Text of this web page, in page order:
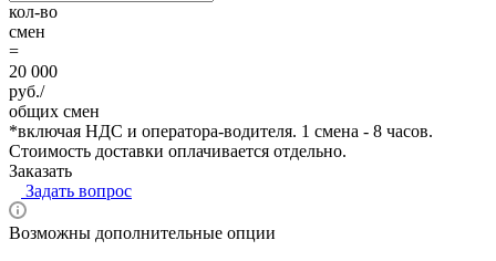
кол-во
смен
=
20 000
руб./
общих смен
*включая НДС и оператора-водителя. 1 смена - 8 часов.
Стоимость доставки оплачивается отдельно.
Заказать
Задать вопрос
Возможны дополнительные опции